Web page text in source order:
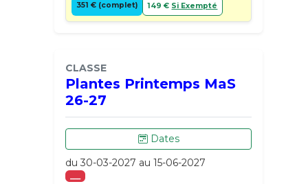
351 € (complet) 149 € Si Exempté
CLASSE
Plantes Printemps MaS
26-27
Dates
du 30-03-2027 au 15-06-2027
___